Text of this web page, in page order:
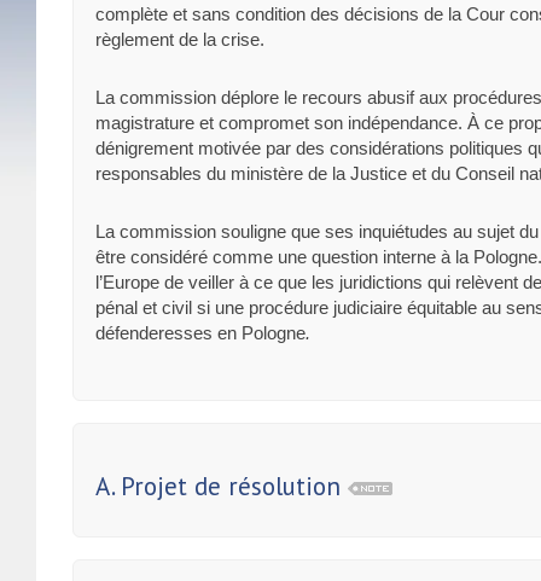
complète et sans condition des décisions de la Cour
règlement de la crise.
La commission déplore le recours abusif aux
magistrature et compromet son indépendance. À ce
dénigrement motivée par des considérations politiques
responsables du ministère de la Justice et du Conseil
La commission souligne que ses inquiétudes au sujet
être considéré comme une question interne à la
l’Europe de veiller à ce que les juridictions qui relèvent
pénal et civil si une procédure judiciaire équitable au
défenderesses en Pologne.
A. Projet de résolution